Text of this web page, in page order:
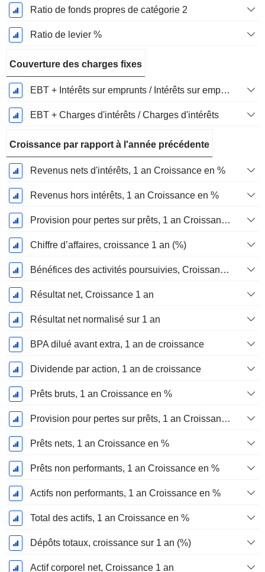
Ratio de fonds propres de catégorie 2
Ratio de levier %
Couverture des charges fixes
EBT + Intérêts sur emprunts / Intérêts sur emprunts
EBT + Charges d'intérêts / Charges d'intérêts
Croissance par rapport à l'année précédente
Revenus nets d'intérêts, 1 an Croissance en %
Revenus hors intérêts, 1 an Croissance en %
Provision pour pertes sur prêts, 1 an Croissance en %
Chiffre d’affaires, croissance 1 an (%)
Bénéfices des activités poursuivies, Croissance 1 an
Résultat net, Croissance 1 an
Résultat net normalisé sur 1 an
BPA dilué avant extra, 1 an de croissance
Dividende par action, 1 an de croissance
Prêts bruts, 1 an Croissance en %
Provision pour pertes sur prêts, 1 an Croissance %
Prêts nets, 1 an Croissance en %
Prêts non performants, 1 an Croissance en %
Actifs non performants, 1 an Croissance en %
Total des actifs, 1 an Croissance en %
Dépôts totaux, croissance sur 1 an (%)
Actif corporel net, Croissance 1 an